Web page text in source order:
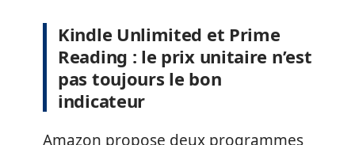
Kindle Unlimited et Prime
Reading : le prix unitaire n’est
pas toujours le bon
indicateur
Amazon propose deux programmes